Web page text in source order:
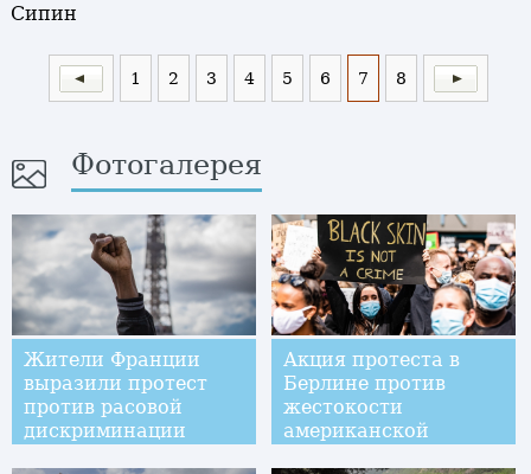
Сипин
1 2 3 4 5 6 7 8
Фотогалерея
Жители Франции
выразили протест
против расовой
дискриминации
Акция протеста в
Берлине против
жестокости
американской